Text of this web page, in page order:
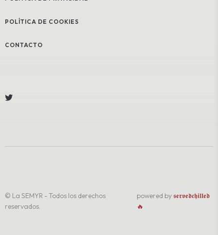
POLÍTICA DE COOKIES
CONTACTO
© La SEMYR - Todos los derechos
reservados.
powered by 𝖘𝖊𝖗𝖛𝖊𝖉𝖈𝖍𝖎𝖑𝖑𝖊𝖉
🔥